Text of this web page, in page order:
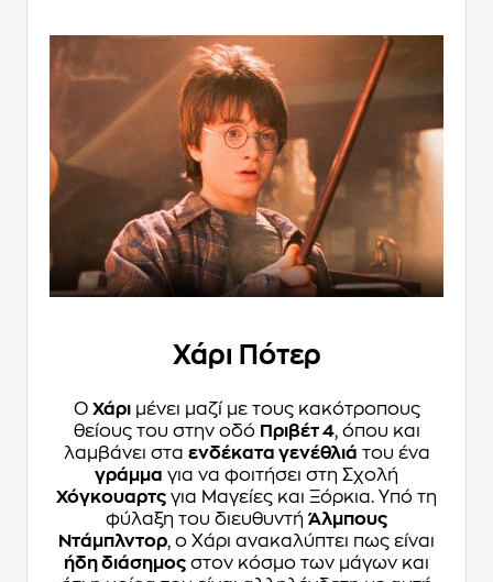
Χάρι Πότερ
Ο Χάριμένει μαζί με τους κακότροπους
θείους του στην οδό Πριβέτ 4, όπου και
λαμβάνει στα ενδέκατα γενέθλιά του ένα
γράμμα για να φοιτήσει στη Σχολή
Χόγκουαρτς για Μαγείες και Ξόρκια. Υπό τη
φύλαξη του διευθυντή Άλμπους
Ντάμπλντορ, ο Χάρι ανακαλύπτει πως είναι
ήδη διάσημος στον κόσμο των μάγων και